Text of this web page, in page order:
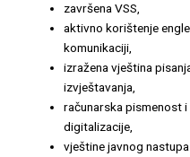
završena VSS,
aktivno korištenje
komunikaciji,
izražena vještina
izvještavanja,
računarska pismenost
digitalizacije,
vještine javnog